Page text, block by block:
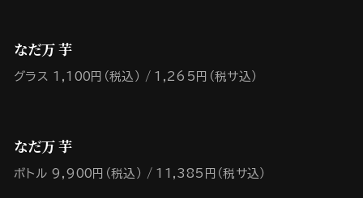
なだ万 芋
グラス 1,100円（税込） 1,265円（税サ込）
なだ万 芋
ボトル 9,900円（税込） 11,385円（税サ込）